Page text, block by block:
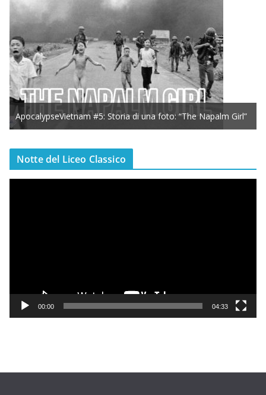
ApocalypseVietnam #5: Storia di una foto: “The Napalm Girl”
Notte del Liceo Classico
e
00:00 04:33